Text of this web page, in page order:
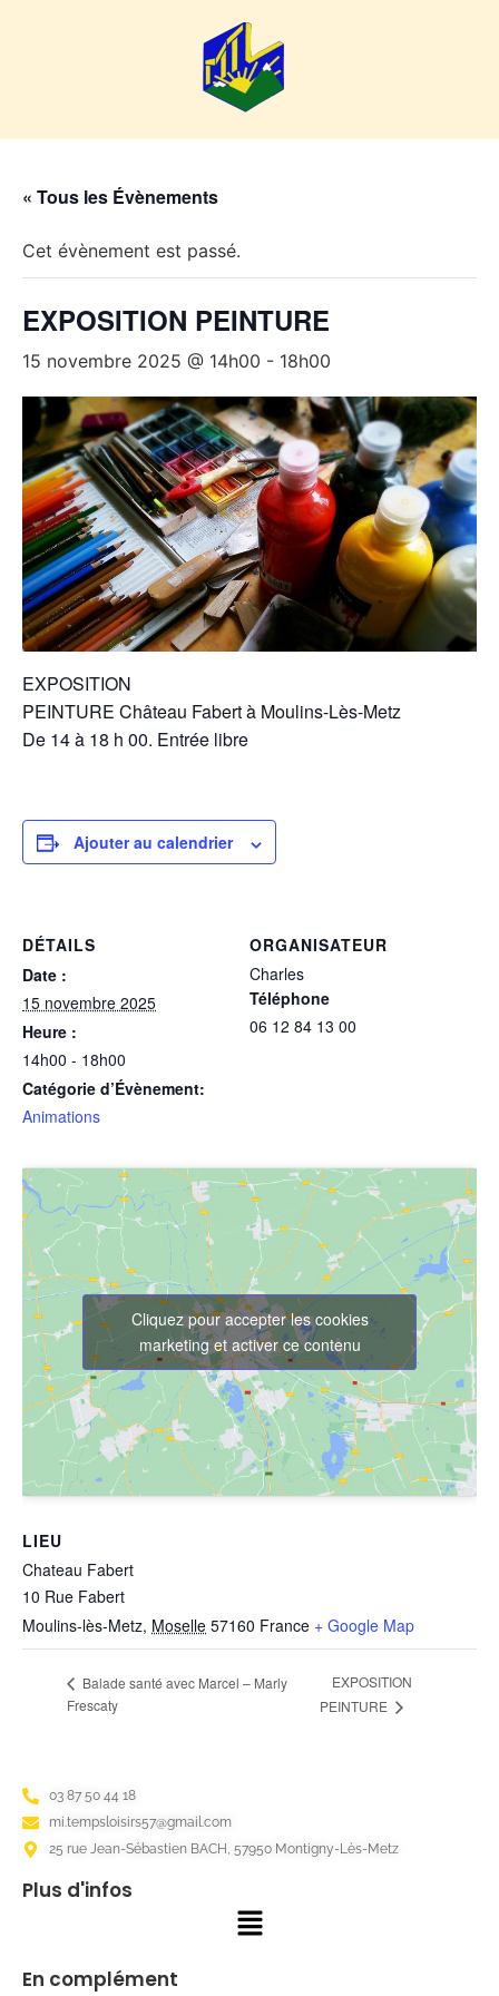
« Tous les Évènements
Cet évènement est passé.
EXPOSITION PEINTURE
15 novembre 2025 @ 14h00 - 18h00
EXPOSITION
PEINTURE Château Fabert à Moulins-Lès-Metz
De 14 à 18 h 00. Entrée libre
Ajouter au calendrier
DÉTAILS
Date :
15 novembre 2025
Heure :
14h00 - 18h00
Catégorie d’Évènement:
Animations
ORGANISATEUR
Charles
Téléphone
06 12 84 13 00
LIEU
Chateau Fabert
10 Rue Fabert
Moulins-lès-Metz, Moselle 57160 France + Google Map
Cliquez pour accepter les cookies
marketing et activer ce contenu
Balade santé avec Marcel – Marly
Frescaty
EXPOSITION
PEINTURE
03 87 50 44 18
mi.tempsloisirs57@gmail.com
25 rue Jean-Sébastien BACH, 57950 Montigny-Lès-Metz
Plus d'infos
En complément